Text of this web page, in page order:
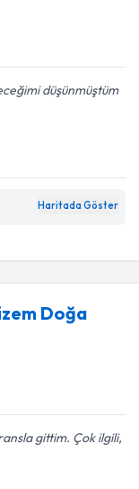
düşünmüştüm
Haritada Göster
Doğa
gittim. Çok ilgili,